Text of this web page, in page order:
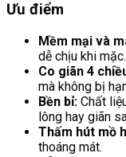
Ưu điểm
Mềm mại và
dễ chịu khi mặc.
Co giãn 4
mà không bị
Bền bỉ: Chất
lông hay giãn
Thấm hút mồ
thoáng mát.